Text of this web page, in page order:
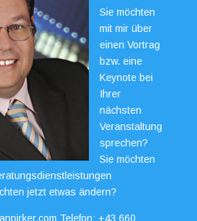
Sie möchten
mit mir über
einen Vortrag
bzw. eine
Keynote bei
Ihrer
nächsten
Veranstaltung
sprechen?
Sie möchten
jetzt etwas ändern?
Telefon: +43 660